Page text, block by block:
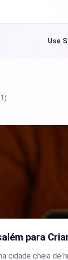
Use
para
cidade cheia de